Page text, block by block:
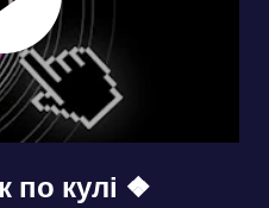
по кулі ❖